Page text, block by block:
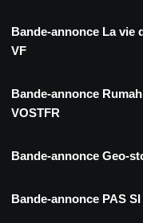
Bande-annonce La vie
VF
Bande-annonce
VOSTFR
Bande-annonce Geo-
Bande-annonce PAS